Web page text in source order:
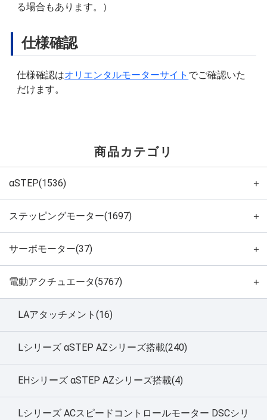
る場合もあります。）
仕様確認
仕様確認はオリエンタルモーターサイト でご確認いた
だけます。
商品カテゴリ
αSTEP(1536) ＋
ステッピングモーター(1697) ＋
サーボモーター(37) ＋
電動アクチュエータ(5767) ＋
LAアタッチメント(16)
Lシリーズ αSTEP AZシリーズ搭載(240)
EHシリーズ αSTEP AZシリーズ搭載(4)
Lシリーズ ACスピードコントロールモーター DSCシリ